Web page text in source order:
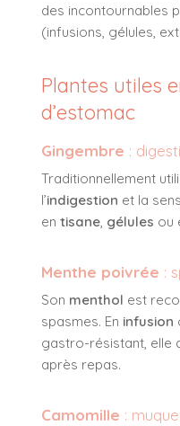
des incontournables
(infusions, gélules,
Plantes utiles
d’estomac
Gingembre :
Traditionnellement
l’indigestion et la
en tisane gélules ou
Menthe poivrée :
Son menthol est
spasmes. En infusion
gastro-résistant, elle
après repas.
Camomille :